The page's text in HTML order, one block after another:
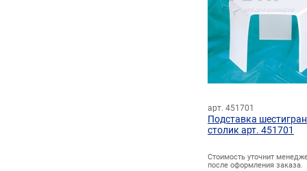
арт. 451701
Подставка
столик арт. 451701
Стоимость уточнит
после оформления заказа.